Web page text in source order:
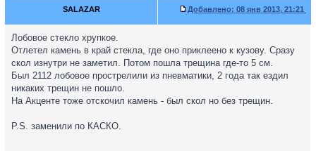
SALAZAR Добавлено: 08 янв 2013, 21:21
Лобовое стекло хрупкое.
Отлетел камень в край стекла, где оно приклеено к кузову. Сразу
скол изнутри не заметил. Потом пошла трещина где-то 5 см.
Был 2112 лобовое прострелили из пневматики, 2 года так ездил
никаких трещин не пошло.
На Акценте тоже отскочил камень - был скол но без трещин.
P.S. заменили по КАСКО.